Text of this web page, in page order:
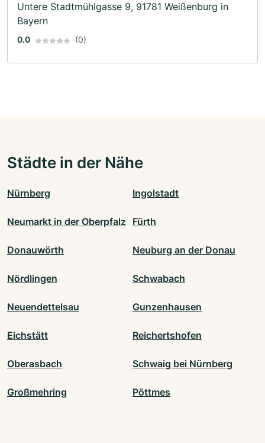
Untere Stadtmühlgasse 9, 91781 Weißenburg in
Bayern
0.0 (0)
Städte in der Nähe
Nürnberg Ingolstadt
Neumarkt in der Oberpfalz Fürth
Donauwörth Neuburg an der Donau
Nördlingen Schwabach
Neuendettelsau Gunzenhausen
Eichstätt Reichertshofen
Oberasbach Schwaig bei Nürnberg
Großmehring Pöttmes